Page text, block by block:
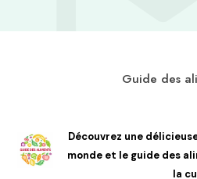
Guide des
Découvrez une
monde et le guide des
la